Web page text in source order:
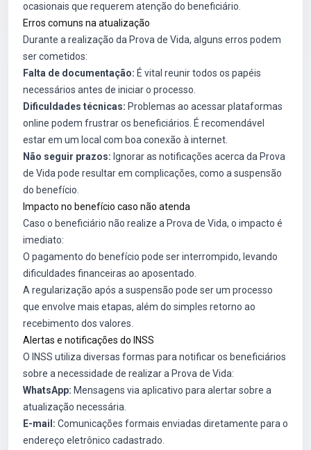
ocasionais que requerem atenção do beneficiário.
Erros comuns na atualização
Durante a realização da Prova de Vida, alguns erros podem
ser cometidos:
Falta de documentação: É vital reunir todos os papéis
necessários antes de iniciar o processo.
Dificuldades técnicas: Problemas ao acessar plataformas
online podem frustrar os beneficiários. É recomendável
estar em um local com boa conexão à internet.
Não seguir prazos: Ignorar as notificações acerca da Prova
de Vida pode resultar em complicações, como a suspensão
do benefício.
Impacto no benefício caso não atenda
Caso o beneficiário não realize a Prova de Vida, o impacto é
imediato:
O pagamento do benefício pode ser interrompido, levando
dificuldades financeiras ao aposentado.
A regularização após a suspensão pode ser um processo
que envolve mais etapas, além do simples retorno ao
recebimento dos valores.
Alertas e notificações do INSS
O INSS utiliza diversas formas para notificar os beneficiários
sobre a necessidade de realizar a Prova de Vida:
WhatsApp: Mensagens via aplicativo para alertar sobre a
atualização necessária.
E-mail: Comunicações formais enviadas diretamente para o
endereço eletrônico cadastrado.